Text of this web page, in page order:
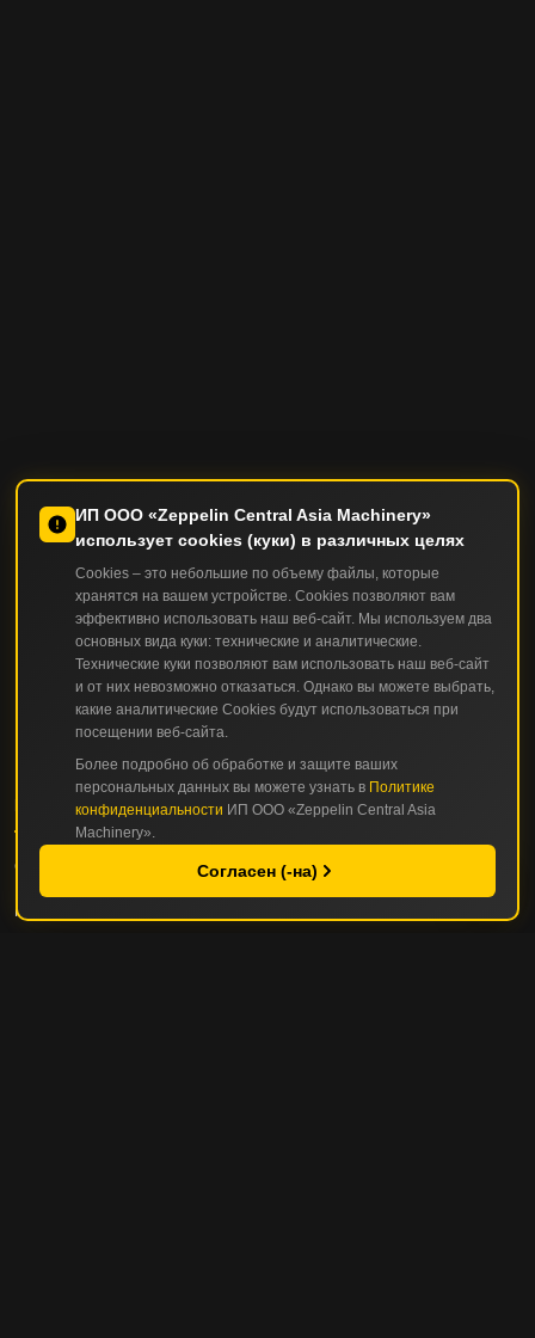
КАТАЛОГ
СТРОИТЕЛЬНАЯ И ДОРОЖНО-СТРОИТЕЛЬНАЯ ТЕХНИКА
ГОРНАЯ И КАРЬЕРНАЯ ТЕХНИКА
ИП ООО «Zeppelin Central Asia Machinery»
использует cookies (куки) в различных целях
Cookies – это небольшие по объему файлы, которые
хранятся на вашем устройстве. Cookies позволяют вам
эффективно использовать наш веб-сайт. Мы используем два
основных вида куки: технические и аналитические.
Технические куки позволяют вам использовать наш веб-сайт
и от них невозможно отказаться. Однако вы можете выбрать,
какие аналитические Cookies будут использоваться при
посещении веб-сайта.
Более подробно об обработке и защите ваших
персональных данных вы можете узнать в Политике
конфиденциальности ИП ООО «Zeppelin Central Asia
Machinery».
Согласен (-на)